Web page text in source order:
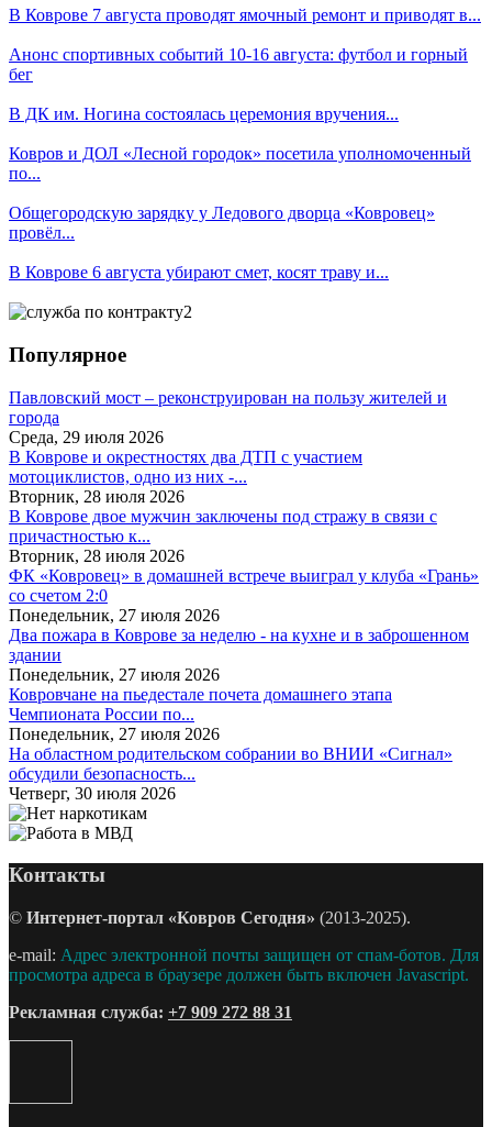
В Коврове 7 августа проводят ямочный ремонт и приводят в...
Анонс спортивных событий 10-16 августа: футбол и горный
бег
В ДК им. Ногина состоялась церемония вручения...
Ковров и ДОЛ «Лесной городок» посетила уполномоченный
по...
Общегородскую зарядку у Ледового дворца «Ковровец»
провёл...
В Коврове 6 августа убирают смет, косят траву и...
Популярное
Павловский мост – реконструирован на пользу жителей и
города
Среда, 29 июля 2026
В Коврове и окрестностях два ДТП с участием
мотоциклистов, одно из них -...
Вторник, 28 июля 2026
В Коврове двое мужчин заключены под стражу в связи с
причастностью к...
Вторник, 28 июля 2026
ФК «Ковровец» в домашней встрече выиграл у клуба «Грань»
со счетом 2:0
Понедельник, 27 июля 2026
Два пожара в Коврове за неделю - на кухне и в заброшенном
здании
Понедельник, 27 июля 2026
Ковровчане на пьедестале почета домашнего этапа
Чемпионата России по...
Понедельник, 27 июля 2026
На областном родительском собрании во ВНИИ «Сигнал»
обсудили безопасность...
Четверг, 30 июля 2026
Контакты
© Интернет-портал «Ковров Сегодня» (2013-2025).
e-mail: Адрес электронной почты защищен от спам-ботов. Для
просмотра адреса в браузере должен быть включен Javascript.
Рекламная служба: +7 909 272 88 31